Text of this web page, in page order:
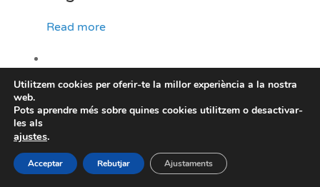
Read more
Acolorim les plantes
Read more
Utilitzem cookies per oferir-te la millor experiència a la nostra
web.
Pots aprendre més sobre quines cookies utilitzem o desactivar-
les als
ajustes.
Acceptar Rebutjar Ajustaments